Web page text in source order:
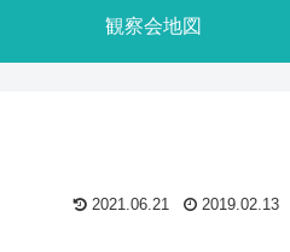
観察会地図
2021.06.21 2019.02.13